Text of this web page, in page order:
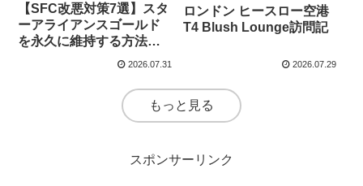
【SFC改悪対策7選】スタ
ーアライアンスゴールド
を永久に維持する方法と
現実的な代替ルート
2026.07.31
ロンドン ヒースロー空港
T4 Blush Lounge訪問記
2026.07.29
もっと見る
スポンサーリンク